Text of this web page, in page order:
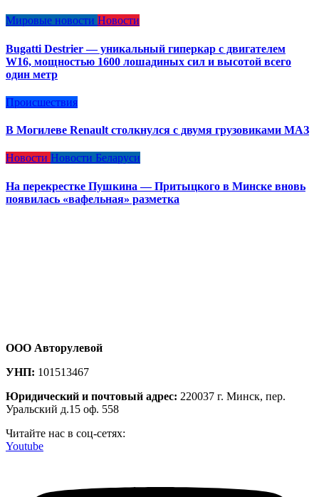
Мировые новости Новости
Bugatti Destrier — уникальный гиперкар с двигателем
W16, мощностью 1600 лошадиных сил и высотой всего
один метр
Происшествия
В Могилеве Renault столкнулся с двумя грузовиками МАЗ
Новости Новости Беларуси
На перекрестке Пушкина — Притыцкого в Минске вновь
появилась «вафельная» разметка
ООО Авторулевой
УНП: 101513467
Юридический и почтовый адрес: 220037 г. Минск, пер.
Уральский д.15 оф. 558
Читайте нас в соц-сетях:
Youtube